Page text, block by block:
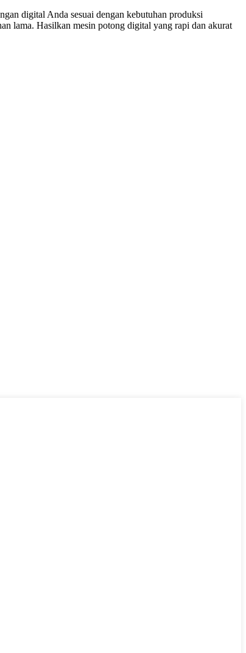
digital Anda sesuai dengan kebutuhan produksi
lama. Hasilkan mesin potong digital yang rapi dan akurat